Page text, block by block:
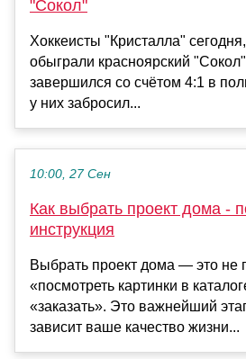
"Сокол"
Хоккеисты "Кристалла"
обыграли красноярский
завершился со счётом 4:1 в
у них забросил...
10:00, 27 Сен
Как выбрать проект дома -
инструкция
Выбрать проект дома — это не
«посмотреть картинки в
«заказать». Это важнейший
зависит ваше качество жизни...